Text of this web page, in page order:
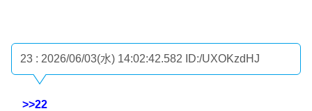
23 : 2026/06/03(水) 14:02:42.582 ID:/UXOKzdHJ
>>22